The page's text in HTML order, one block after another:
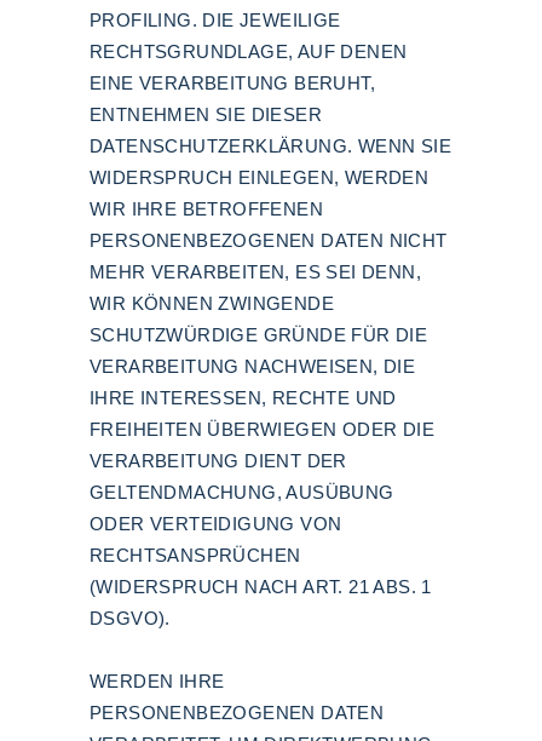
PROFILING. DIE JEWEILIGE
RECHTSGRUNDLAGE, AUF DENEN
EINE VERARBEITUNG BERUHT,
ENTNEHMEN SIE DIESER
DATENSCHUTZERKLÄRUNG. WENN SIE
WIDERSPRUCH EINLEGEN, WERDEN
WIR IHRE BETROFFENEN
PERSONENBEZOGENEN DATEN NICHT
MEHR VERARBEITEN, ES SEI DENN,
WIR KÖNNEN ZWINGENDE
SCHUTZWÜRDIGE GRÜNDE FÜR DIE
VERARBEITUNG NACHWEISEN, DIE
IHRE INTERESSEN, RECHTE UND
FREIHEITEN ÜBERWIEGEN ODER DIE
VERARBEITUNG DIENT DER
GELTENDMACHUNG, AUSÜBUNG
ODER VERTEIDIGUNG VON
RECHTSANSPRÜCHEN
(WIDERSPRUCH NACH ART. 21 ABS. 1
DSGVO).
WERDEN IHRE
PERSONENBEZOGENEN DATEN